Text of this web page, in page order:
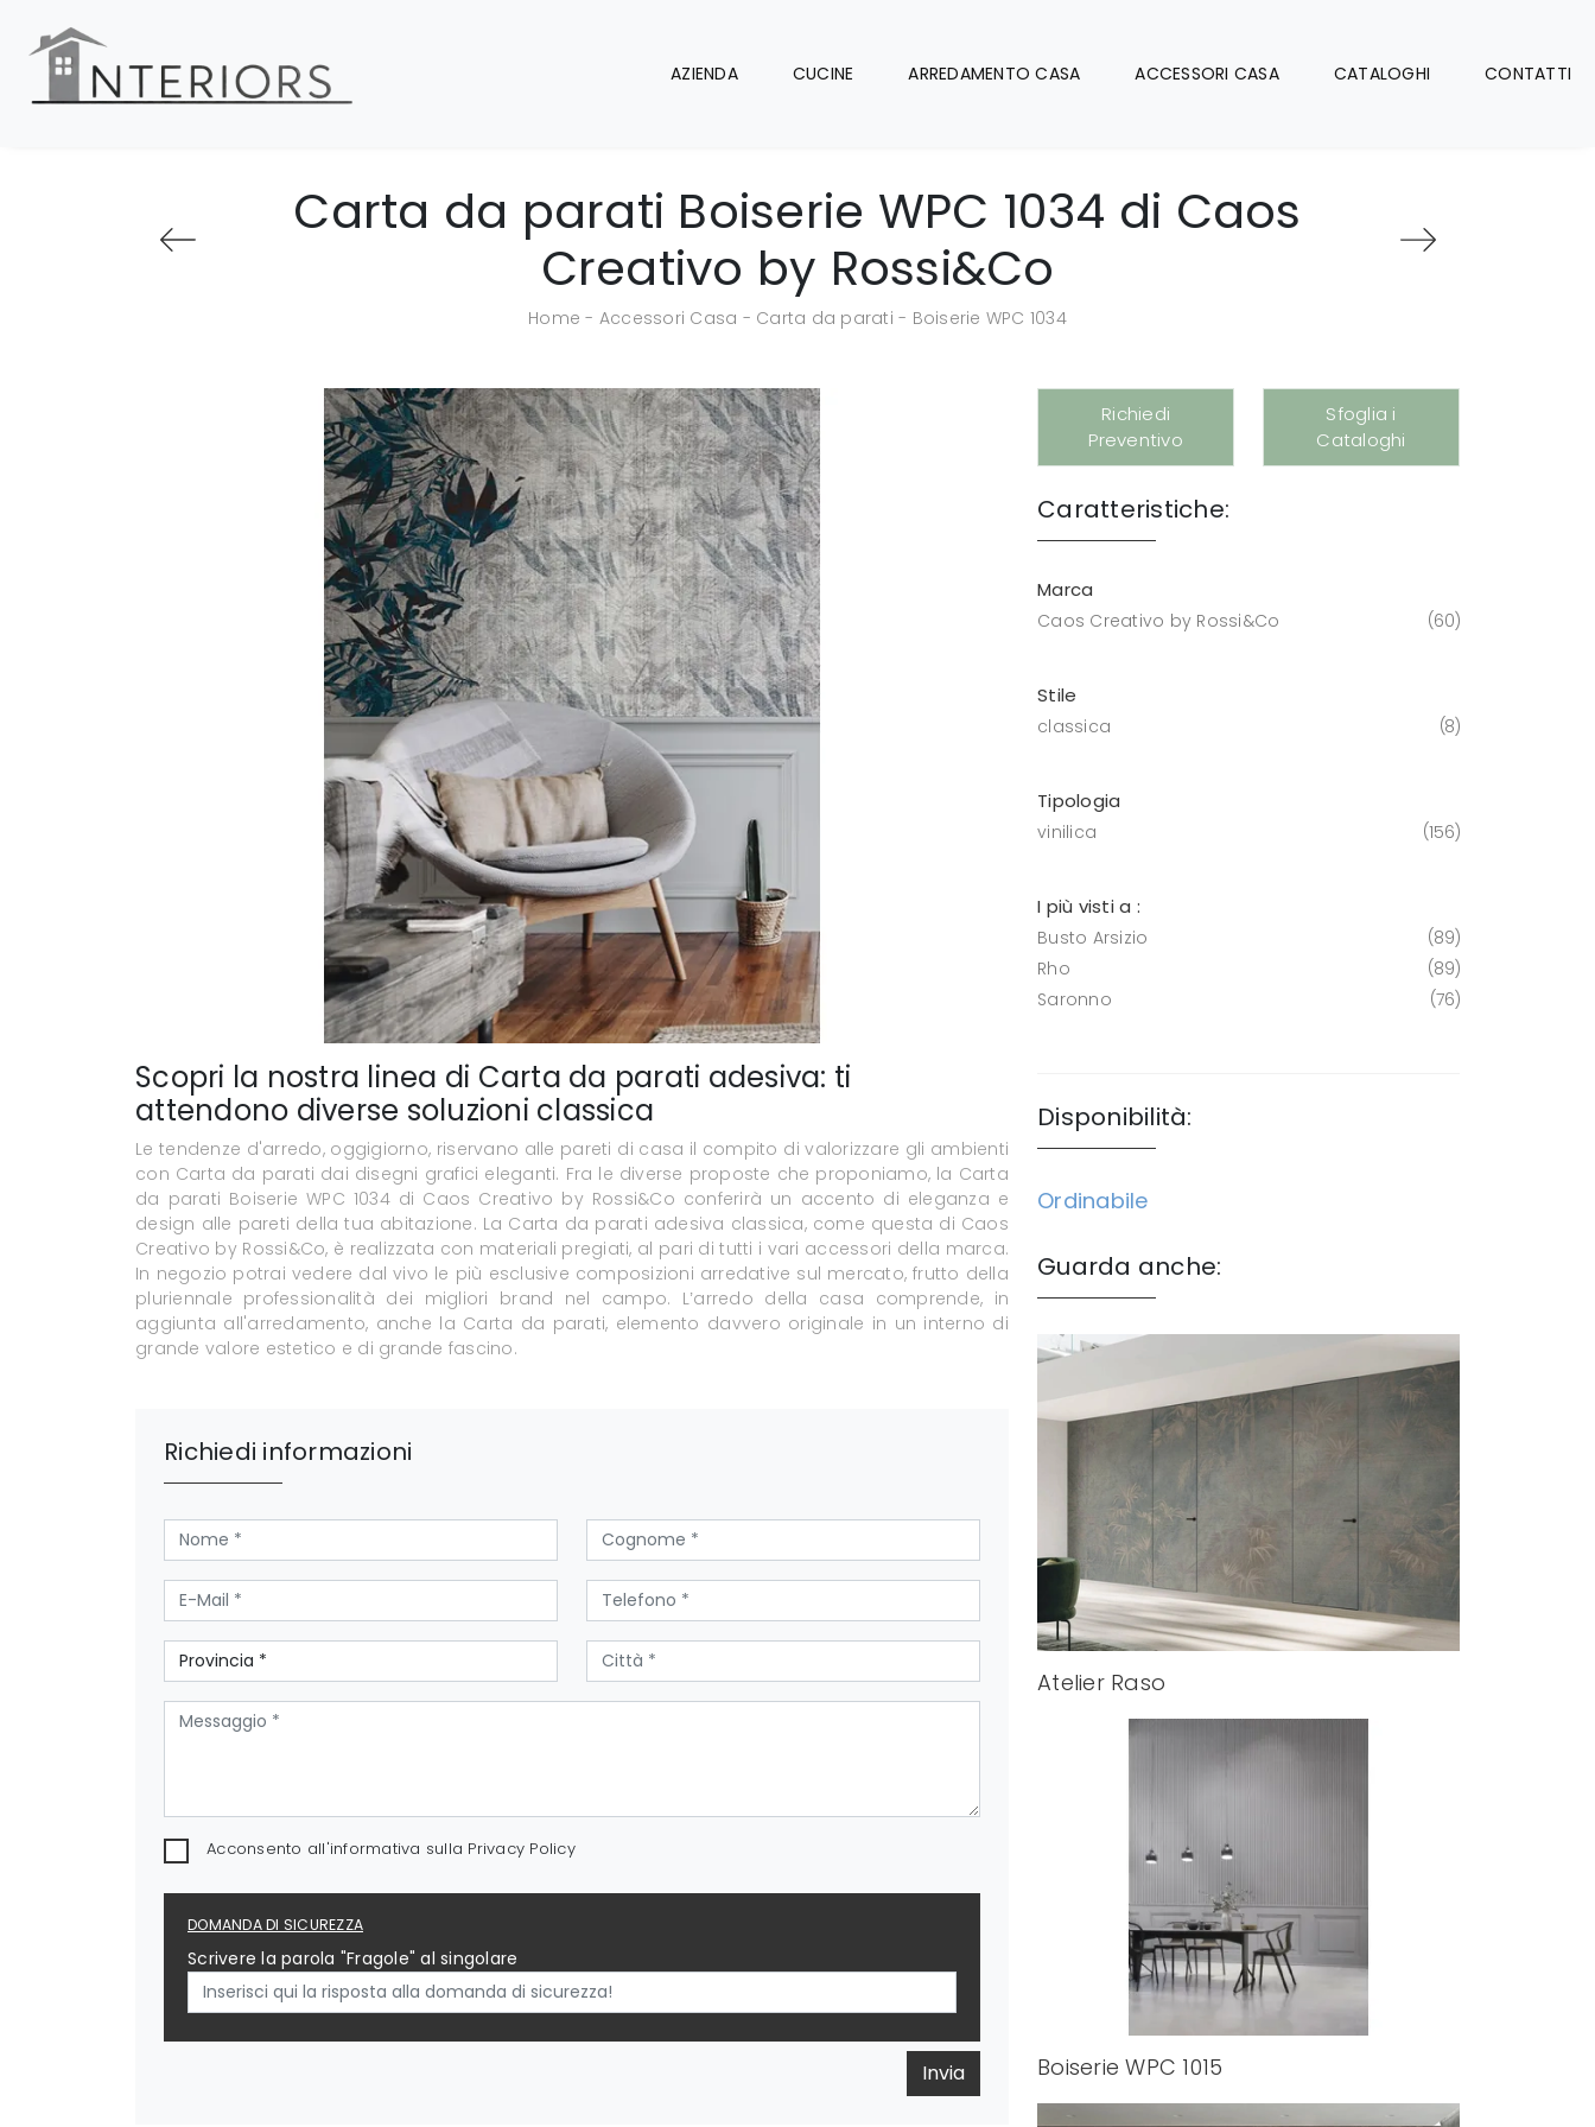
AZIENDA CUCINE ARREDAMENTO CASA ACCESSORI CASA CATALOGHI CONTATTI
Carta da parati Boiserie WPC 1034 di Caos
Creativo by Rossi&Co
Home - Accessori Casa - Carta da parati - Boiserie WPC 1034
Scopri la nostra linea di Carta da parati adesiva: ti
attendono diverse soluzioni classica
Le tendenze d'arredo, oggigiorno, riservano alle pareti di casa il compito di valorizzare gli ambienti
con Carta da parati dai disegni grafici eleganti. Fra le diverse proposte che proponiamo, la Carta
da parati Boiserie WPC 1034 di Caos Creativo by Rossi&Co conferirà un accento di eleganza e
design alle pareti della tua abitazione. La Carta da parati adesiva classica, come questa di Caos
Creativo by Rossi&Co, è realizzata con materiali pregiati, al pari di tutti i vari accessori della marca.
In negozio potrai vedere dal vivo le più esclusive composizioni arredative sul mercato, frutto della
pluriennale professionalità dei migliori brand nel campo. L’arredo della casa comprende, in
aggiunta all'arredamento, anche la Carta da parati, elemento davvero originale in un interno di
grande valore estetico e di grande fascino.
Richiedi informazioni
Acconsento all'informativa sulla Privacy Policy
DOMANDA DI SICUREZZA
Scrivere la parola "Fragole" al singolare
Invia
Richiedi
Preventivo
Sfoglia i
Cataloghi
Caratteristiche:
Marca
Caos Creativo by Rossi&Co 60
Stile
classica 8
Tipologia
vinilica 156
I più visti a :
Busto Arsizio
89
Rho
89
Saronno
76
Disponibilità:
Ordinabile
Guarda anche:
Atelier Raso
Boiserie WPC 1015